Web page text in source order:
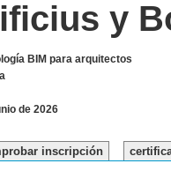
y
BIM para arquitectos
de 2026
inscripción